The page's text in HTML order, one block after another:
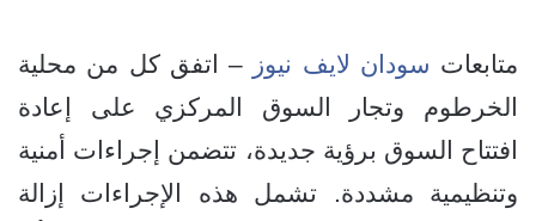
متابعات سودان لايف نيوز
– اتفق كل من محلية
الخرطوم وتجار السوق المركزي على إعادة
افتتاح السوق برؤية جديدة، تتضمن إجراءات أمنية
وتنظيمية مشددة. تشمل هذه الإجراءات إزالة